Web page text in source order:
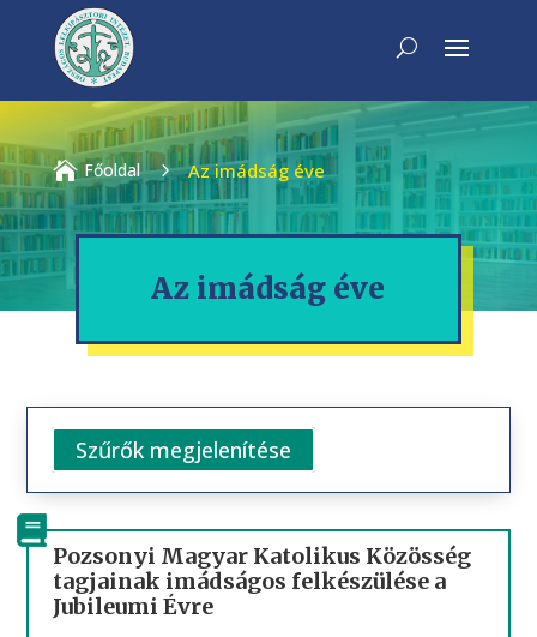
 Főoldal 5 Az imádság éve
Az imádság éve
Pozsonyi Magyar Katolikus Közösség
tagjainak imádságos felkészülése a
Jubileumi Évre
Szűrők megjelenítése